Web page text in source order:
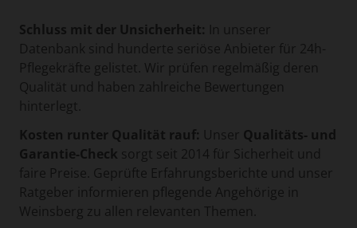
Schluss mit der Unsicherheit: In unserer
Datenbank sind hunderte seriöse Anbieter für 24h-
Pflegekräfte gelistet. Wir prüfen regelmäßig deren
Qualität und haben zahlreiche Bewertungen
hinterlegt.
Kosten runter Qualität rauf: Unser Qualitäts- und
Garantie-Check sorgt seit 2014 für Sicherheit und
faire Preise. Geprüfte Erfahrungsberichte und unser
Ratgeber informieren pflegende Angehörige in
Weinsberg zu allen relevanten Themen.